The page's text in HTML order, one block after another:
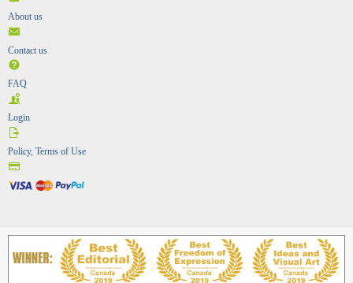
About us
Contact us
FAQ
Login
Policy, Terms of Use